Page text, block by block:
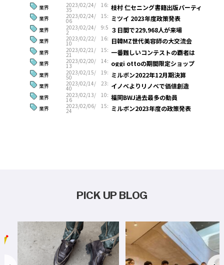
業界 2023/02/24/ 16:
35 枝村 仁セニング書籍出版パーティ
業界 2023/02/24/ 15:
06 ミツイ 2023年度政策発表
業界 2023/02/24/ 9:5
2 ３日間で229,968人が来場
業界 2023/02/22/ 16:
10 日韓MZ世代美容師の大交流会
業界 2023/02/21/ 15:
21 一番難しいコンテストの覇者は
業界 2023/02/20/ 14:
13 oggi ottoの期間限定ショップ
業界 2023/02/15/ 19:
50 ミルボン2022年12月期決算
業界 2023/02/14/ 23:
40 イノベよりリノベで価値創造
業界 2023/02/13/ 10:
16 福岡BWJ過去最多の動員
業界 2023/02/06/ 15:
24 ミルボン2023年度の政策発表
PICK UP BLOG